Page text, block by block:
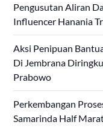
Pengusutan Aliran
Influencer Hanania
Aksi Penipuan
Di Jembrana
Prabowo
Perkembangan
Samarinda Half